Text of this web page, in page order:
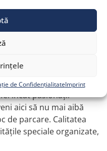
de ConfidențialitateImprint
și instalat un sistem
apropiere a
încât pasionații
aici să nu mai aibă
de parcare. Calitatea
speciale organizate,